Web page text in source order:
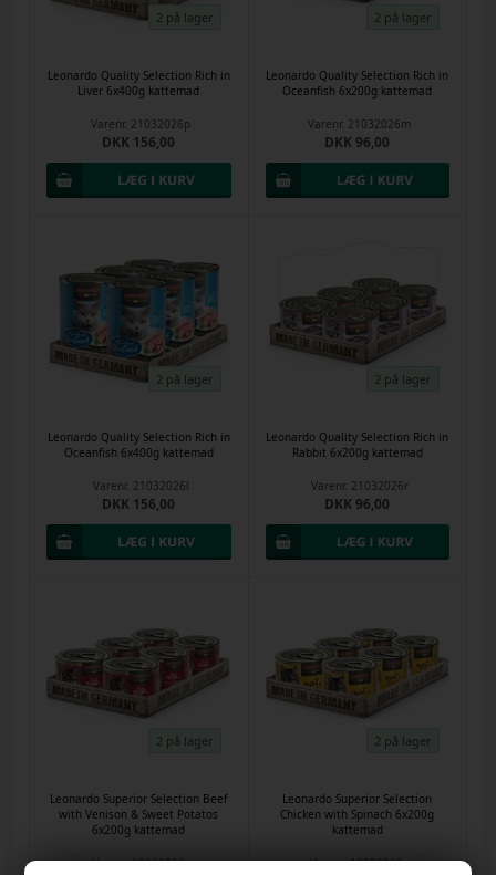
2 på lager
Leonardo Quality Selection Rich in
Liver 6x400g kattemad
Varenr. 21032026p
DKK 156,00
2 på lager
Leonardo Quality Selection Rich in
Oceanfish 6x200g kattemad
Varenr. 21032026m
DKK 96,00
2 på lager
Leonardo Quality Selection Rich in
Oceanfish 6x400g kattemad
Varenr. 21032026l
DKK 156,00
2 på lager
Leonardo Quality Selection Rich in
Rabbit 6x200g kattemad
Varenr. 21032026r
DKK 96,00
2 på lager
Leonardo Superior Selection Beef
with Venison & Sweet Potatos
6x200g kattemad
Varenr.18032026r
2 på lager
Leonardo Superior Selection
Chicken with Spinach 6x200g
kattemad
Varenr.18032026u